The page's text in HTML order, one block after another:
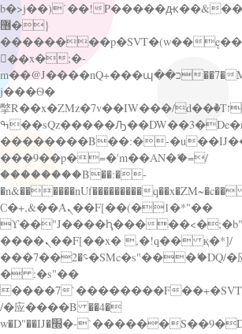
b�>j��)΄��!
޶�}
��������p�SVT�(w��
��x�;�-
m��@J����nQ+���պ��כ��7�Ma�jf��J��ͱ4
j���Ѳ�
撆R��x�ZMz�7v��IW���/d��ٞ�Тז�c�ZM~�ji��
ߒ��sQz�����Ԡ��DW��3�De�n"��M�+/
��������B��:�-
���9��p�=�'m��AN�ޭ�=/
��������B��:�-
�n&������nUf���������q��x�ZM~�
Ϲ�+,&��Ὰܢ��F[��(�1�*"��
ϒ��"J����ԧ���
����ܢ��F[��x� ,�!q�� қ�*]/
���؝�2��7�SMc�s"���ޭ�DQ/�应�ܢ��F_��!
� :�s"��
����7`��������F
/�应����B ��4�
w�D"��IJ�׭�-`������S��9�Dr�ji��EJ߅��gJ